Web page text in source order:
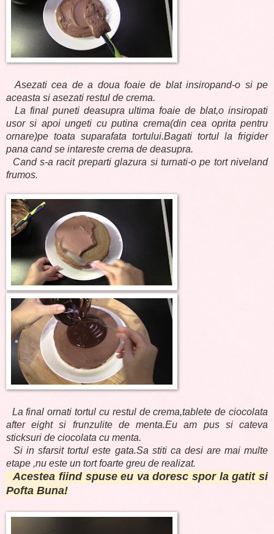
Asezati cea de a doua foaie de blat insiropand-o si pe
aceasta si asezati restul de crema.
La final puneti deasupra ultima foaie de blat,o insiropati
usor si apoi ungeti cu putina crema(din cea oprita pentru
ornare)pe toata suparafata tortului.Bagati tortul la frigider
pana cand se intareste crema de deasupra.
Cand s-a racit preparti glazura si turnati-o pe tort niveland
frumos.
La final ornati tortul cu restul de crema,tablete de ciocolata
after eight si frunzulite de menta.Eu am pus si cateva
sticksuri de ciocolata cu menta.
Si in sfarsit tortul este gata.Sa stiti ca desi are mai multe
etape ,nu este un tort foarte greu de realizat.
Acestea fiind spuse eu va doresc spor la gatit si
Pofta Buna!